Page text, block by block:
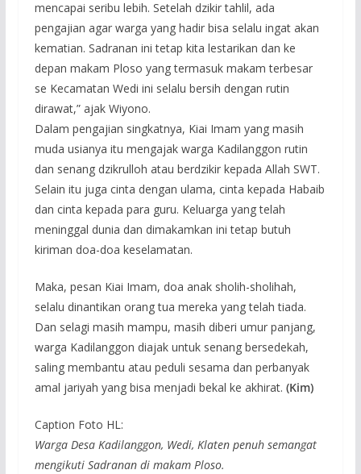
mencapai seribu lebih. Setelah dzikir tahlil, ada
pengajian agar warga yang hadir bisa selalu ingat akan
kematian. Sadranan ini tetap kita lestarikan dan ke
depan makam Ploso yang termasuk makam terbesar
se Kecamatan Wedi ini selalu bersih dengan rutin
dirawat,” ajak Wiyono.
Dalam pengajian singkatnya, Kiai Imam yang masih
muda usianya itu mengajak warga Kadilanggon rutin
dan senang dzikrulloh atau berdzikir kepada Allah SWT.
Selain itu juga cinta dengan ulama, cinta kepada Habaib
dan cinta kepada para guru. Keluarga yang telah
meninggal dunia dan dimakamkan ini tetap butuh
kiriman doa-doa keselamatan.
Maka, pesan Kiai Imam, doa anak sholih-sholihah,
selalu dinantikan orang tua mereka yang telah tiada.
Dan selagi masih mampu, masih diberi umur panjang,
warga Kadilanggon diajak untuk senang bersedekah,
saling membantu atau peduli sesama dan perbanyak
amal jariyah yang bisa menjadi bekal ke akhirat. (Kim)
Caption Foto HL:
Warga Desa Kadilanggon, Wedi, Klaten penuh semangat
mengikuti Sadranan di makam Ploso.